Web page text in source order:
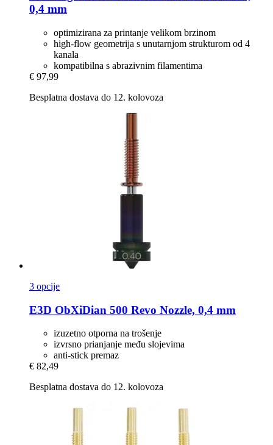
0,4 mm
optimizirana za printanje velikom brzinom
high-flow geometrija s unutarnjom strukturom od 4
kanala
kompatibilna s abrazivnim filamentima
€ 97,99
Besplatna dostava do 12. kolovoza
3 opcije
E3D ObXiDian 500 Revo Nozzle, 0,4 mm
izuzetno otporna na trošenje
izvrsno prianjanje među slojevima
anti-stick premaz
€ 82,49
Besplatna dostava do 12. kolovoza